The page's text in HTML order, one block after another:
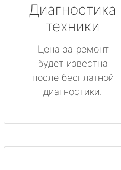
Диагностика
техники
Цена за ремонт
будет известна
после бесплатной
диагностики.